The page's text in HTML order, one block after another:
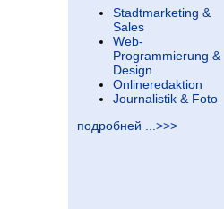
Stadtmarketing &
Sales
Web-
Programmierung &
Design
Onlineredaktion
Journalistik & Foto
подробней ...>>>